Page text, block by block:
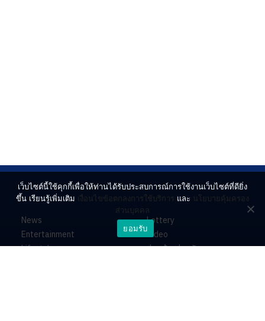
News
Entertainment
Lifestyle
Lottery
Video
ร่วมด้วยช่วยกัน
เว็บไซต์นี้ใช้คุกกี้เพื่อให้ท่านได้รับประสบการณ์การใช้งานเว็บไซต์ที่ดียิ่ง
ขึ้น เรียนรู้เพิ่มเติม เงื่อนไขข้อตกลงการใช้บริการ และ นโยบายคุ้มครอง
ส่วนบุคคล
ยอมรับ